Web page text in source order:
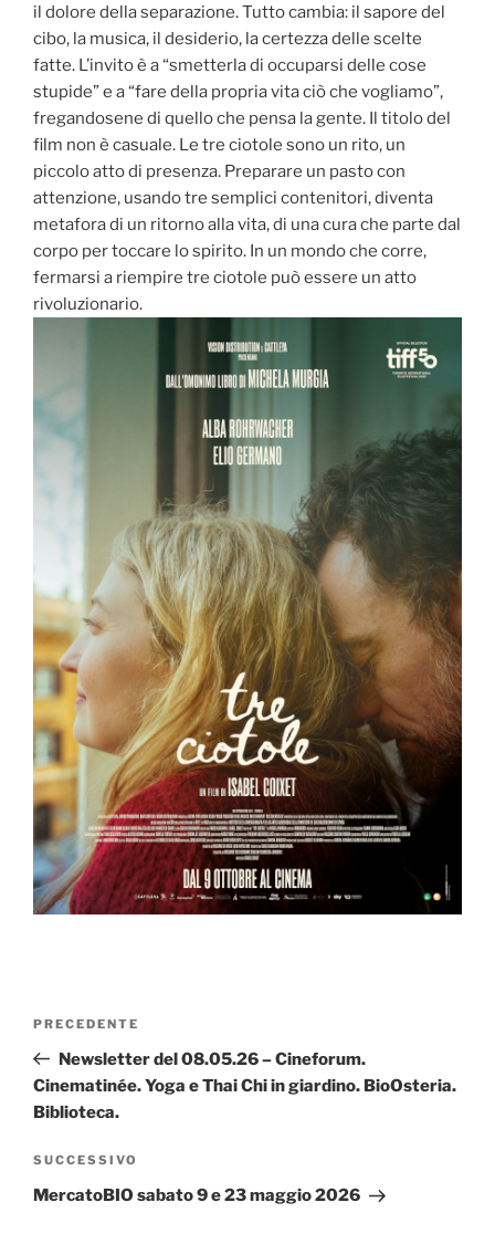
il dolore della separazione. Tutto cambia: il sapore del
cibo, la musica, il desiderio, la certezza delle scelte
fatte. L’invito è a “smetterla di occuparsi delle cose
stupide” e a “fare della propria vita ciò che vogliamo”,
fregandosene di quello che pensa la gente. Il titolo del
film non è casuale. Le tre ciotole sono un rito, un
piccolo atto di presenza. Preparare un pasto con
attenzione, usando tre semplici contenitori, diventa
metafora di un ritorno alla vita, di una cura che parte dal
corpo per toccare lo spirito. In un mondo che corre,
fermarsi a riempire tre ciotole può essere un atto
rivoluzionario.
Articolo
precedente:
PRECEDENTE
Newsletter del 08.05.26 – Cineforum.
Cinematinée. Yoga e Thai Chi in giardino. BioOsteria.
Biblioteca.
Articolo
successivo
SUCCESSIVO
MercatoBIO sabato 9 e 23 maggio 2026